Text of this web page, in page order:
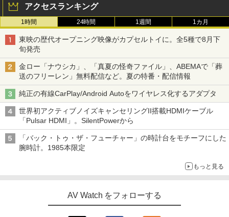
アクセスランキング
1時間 24時間 1週間 1カ月
東映の歴代オープニング映像がカプセルトイに。全5種で8月下
旬発売
金ロー「ナウシカ」、「真夏の怪奇ファイル」、ABEMAで「葬
送のフリーレン」無料配信など。夏の特番・配信情報
純正の有線CarPlay/Android Autoをワイヤレス化するアダプタ
世界初アクティブノイズキャンセリングII搭載HDMIケーブル
「Pulsar HDMI」。SilentPowerから
「バック・トゥ・ザ・フューチャー」の時計台をモチーフにした
腕時計。1985本限定
もっと見る
AV Watch をフォローする